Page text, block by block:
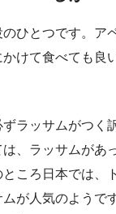
のひとつです。ア
けて食べても良
ずラッサムがつく
、ラッサムがあ
ころ日本では、
が人気のようで